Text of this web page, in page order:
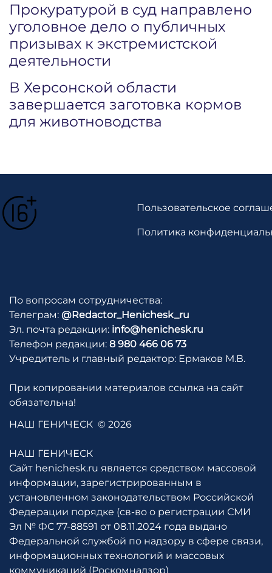
Прокуратурой в суд направлено
уголовное дело о публичных
призывах к экстремистской
деятельности
В Херсонской области
завершается заготовка кормов
для животноводства
Пользовательское
Политика
По вопросам сотрудничества:
Телеграм: @Redactor_Henichesk_ru
Эл. почта редакции: info@henichesk.ru
Телефон редакции: 8 980 466 06 73
Учредитель и главный редактор: Ермаков М.В.
При копировании материалов ссылка на сайт
обязательна!
НАШ ГЕНИЧЕСК © 2026
НАШ ГЕНИЧЕСК
Сайт henichesk.ru является средством массовой
информации, зарегистрированным в
установленном законодательством Российской
Федерации порядке (св-во о регистрации СМИ
Эл № ФС 77-88591 от 08.11.2024 года выдано
Федеральной службой по надзору в сфере связи,
информационных технологий и массовых
коммуникаций (Роскомнадзор)